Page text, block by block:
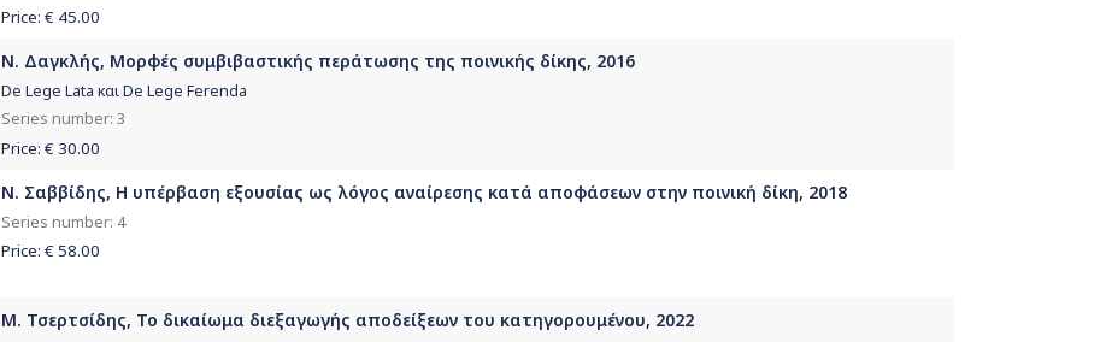
Price: € 45.00
Ν. Δαγκλής, Μορφές συμβιβαστικής περάτωσης της ποινικής δίκης, 2016
De Lege Lata και De Lege Ferenda
Series number: 3
Price: € 30.00
Ν. Σαββίδης, Η υπέρβαση εξουσίας ως λόγος αναίρεσης κατά αποφάσεων στην ποινική δίκη, 2018
Series number: 4
Price: € 58.00
Μ. Τσερτσίδης, Το δικαίωμα διεξαγωγής αποδείξεων του κατηγορουμένου, 2022